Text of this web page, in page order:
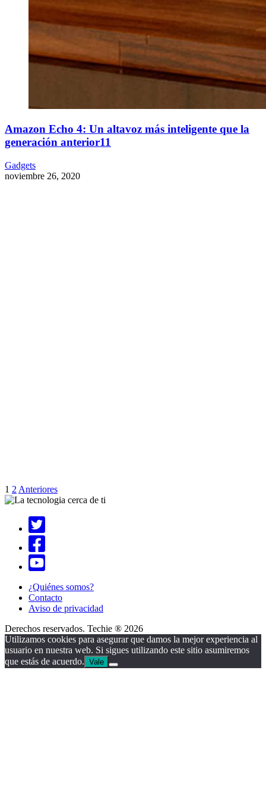
Amazon Echo 4: Un altavoz más inteligente que la
generación anterior11
Gadgets
noviembre 26, 2020
1 2 Anteriores
¿Quiénes somos?
Contacto
Aviso de privacidad
Derechos reservados. Techie ® 2026
Utilizamos cookies para asegurar que damos la mejor experiencia al
usuario en nuestra web. Si sigues utilizando este sitio asumiremos
que estás de acuerdo. Vale